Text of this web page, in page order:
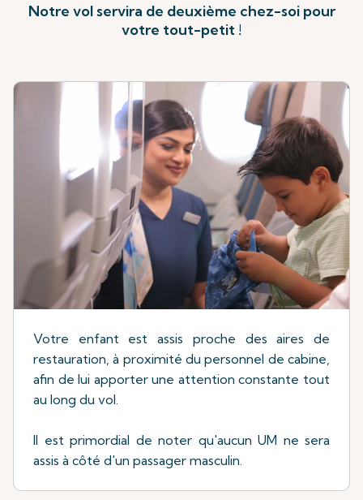
Notre vol servira de deuxième chez-soi pour
votre tout-petit !
Votre enfant est assis proche des aires de
restauration, à proximité du personnel de cabine,
afin de lui apporter une attention constante tout
au long du vol.
Il est primordial de noter qu'aucun UM ne sera
assis à côté d'un passager masculin.